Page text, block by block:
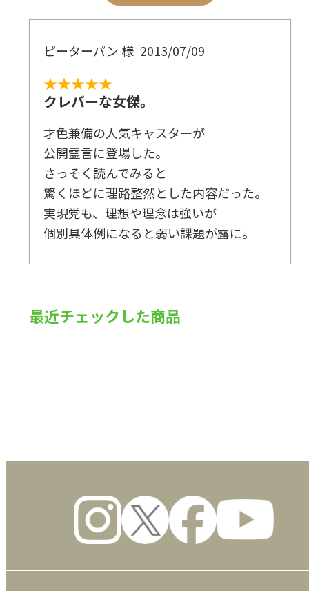
ピーターパン 様 2013/07/09
★★★★★
クレバーな女傑。
才色兼備の人気キャスターが
公開霊言に登場した。
さっそく読んでみると
驚くほどに理路整然とした内容だった。
実現党も、理想や理念は強いが
個別具体例になると弱い課題が露に。
最近チェックした商品